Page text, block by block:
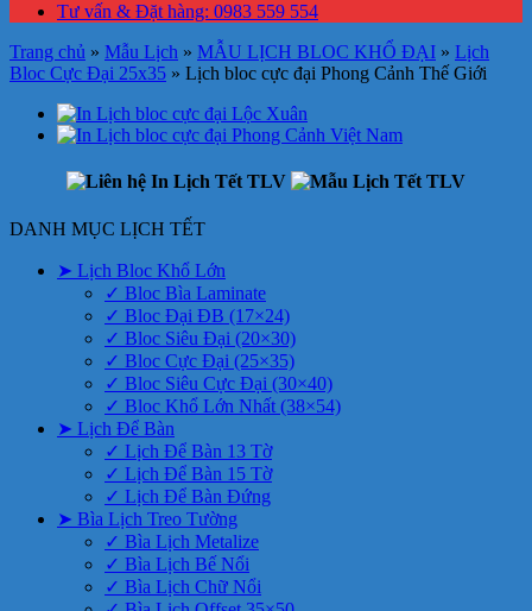
Tư vấn & Đặt hàng: 0983 559 554
Trang chủ » Mẫu Lịch » MẪU LỊCH BLOC KHỔ ĐẠI » Lịch
Bloc Cực Đại 25x35 » Lịch bloc cực đại Phong Cảnh Thế Giới
DANH MỤC LỊCH TẾT
➤ Lịch Bloc Khổ Lớn
✓ Bloc Bìa Laminate
✓ Bloc Đại ĐB (17×24)
✓ Bloc Siêu Đại (20×30)
✓ Bloc Cực Đại (25×35)
✓ Bloc Siêu Cực Đại (30×40)
✓ Bloc Khổ Lớn Nhất (38×54)
➤ Lịch Để Bàn
✓ Lịch Để Bàn 13 Tờ
✓ Lịch Để Bàn 15 Tờ
✓ Lịch Để Bàn Đứng
➤ Bìa Lịch Treo Tường
✓ Bìa Lịch Metalize
✓ Bìa Lịch Bế Nổi
✓ Bìa Lịch Chữ Nổi